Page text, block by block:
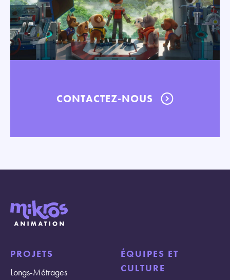
CONTACTEZ-NOUS
PROJETS
Longs-Métrages
ÉQUIPES ET
CULTURE